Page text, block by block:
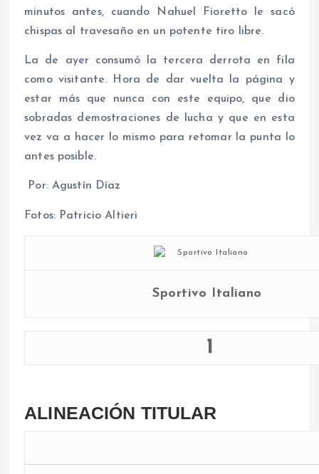
minutos antes, cuando Nahuel Fioretto le sacó
chispas al travesaño en un potente tiro libre.
La de ayer consumó la tercera derrota en fila
como visitante. Hora de dar vuelta la página y
estar más que nunca con este equipo, que dio
sobradas demostraciones de lucha y que en esta
vez va a hacer lo mismo para retomar la punta lo
antes posible.
Por: Agustín Díaz
Fotos: Patricio Altieri
Sportivo Italiano
1
ALINEACIÓN TITULAR